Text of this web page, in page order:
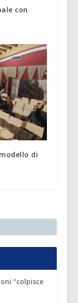
con
di
“colpisce